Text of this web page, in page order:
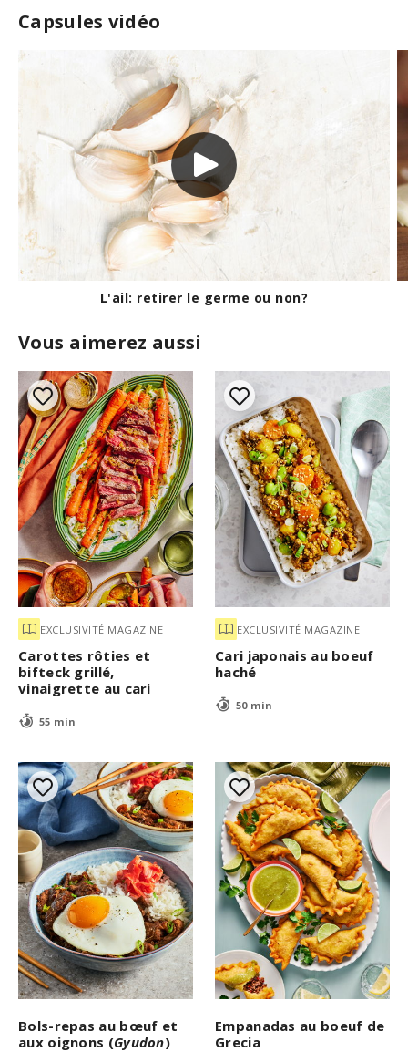
Capsules vidéo
L'ail: retirer le germe ou non?
Vous aimerez aussi
EXCLUSIVITÉ MAGAZINE
Carottes rôties et
bifteck grillé,
vinaigrette au cari
55 min
EXCLUSIVITÉ MAGAZINE
Cari japonais au boeuf
haché
50 min
Bols-repas au bœuf et
aux oignons (Gyudon)
Empanadas au boeuf de
Grecia